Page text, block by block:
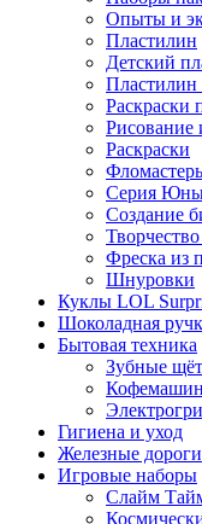
Опыты и
Пластилин
Детский
Пластилин
Раскраски
Рисование
Раскраски
Серия
Создание
Фреска из
Шнуровки
Куклы LOL
Шоколадная
Бытовая техника
Зубные
Гигиена и уход
Железные дороги
Игровые наборы
Слайм